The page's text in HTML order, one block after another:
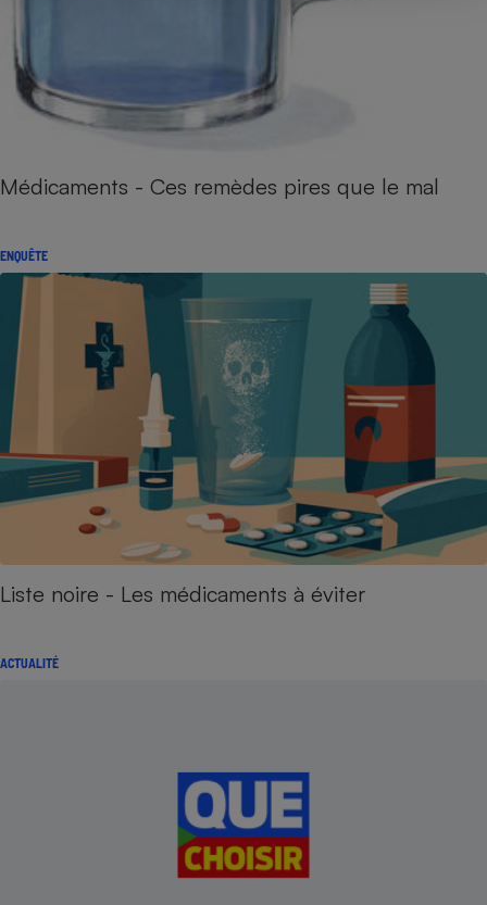
Médicaments - Ces remèdes pires que le mal
ENQUÊTE
Liste noire - Les médicaments à éviter
ACTUALITÉ